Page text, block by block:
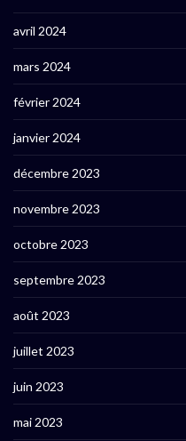
avril 2024
mars 2024
février 2024
janvier 2024
décembre 2023
novembre 2023
octobre 2023
septembre 2023
août 2023
juillet 2023
juin 2023
mai 2023